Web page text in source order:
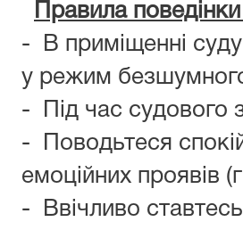
Правила поведінки
- В приміщенні
у режим
- Під час судового
- Поводьтеся
емоційних проявів
- Ввічливо